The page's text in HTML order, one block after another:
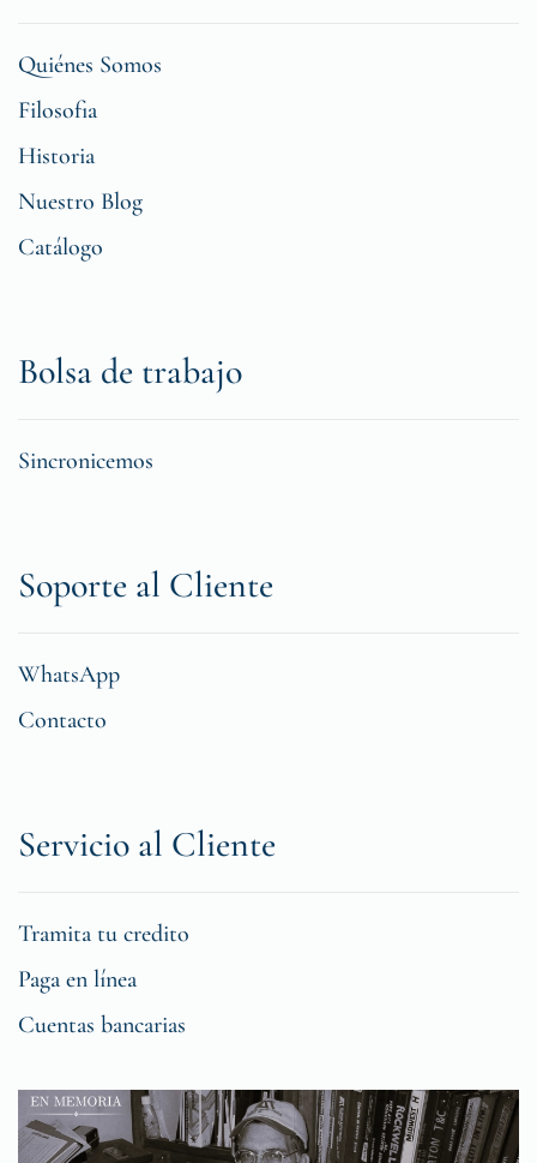
Quiénes Somos
Filosofia
Historia
Nuestro Blog
Catálogo
Bolsa de trabajo
Sincronicemos
Soporte al Cliente
WhatsApp
Contacto
Servicio al Cliente
Tramita tu credito
Paga en línea
Cuentas bancarias